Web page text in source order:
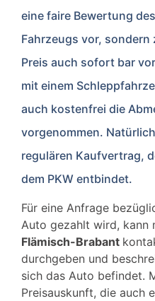
eine faire Bewertung
Fahrzeugs vor,
Preis auch sofort bar
mit einem
auch kostenfrei die
vorgenommen.
regulären Kaufvertrag,
dem PKW entbindet.
Für eine Anfrage
Auto gezahlt wird, kann
Flämisch-Brabant
durchgeben und
sich das Auto befindet.
Preisauskunft, die auch